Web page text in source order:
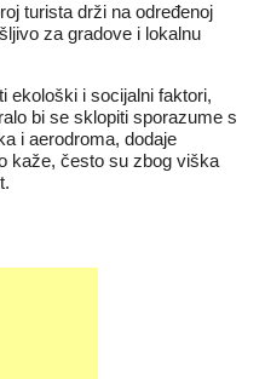
turista drži na određenoj
za gradove i lokalnu
ekološki i socijalni faktori,
bi se sklopiti sporazume s
i aerodroma, dodaje
kaže, često su zbog viška